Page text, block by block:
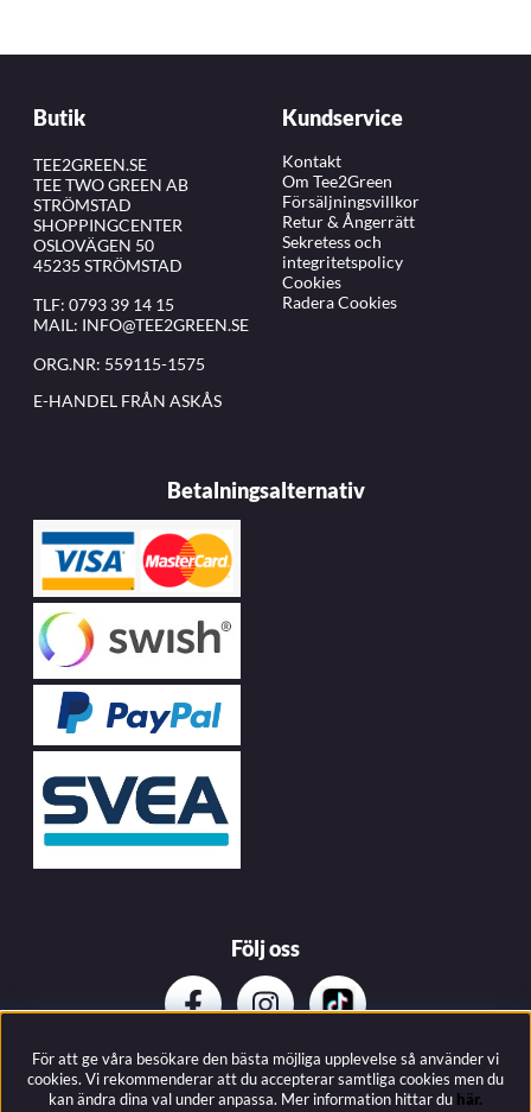
Butik
TEE2GREEN.SE
TEE TWO GREEN AB
STRÖMSTAD
SHOPPINGCENTER
OSLOVÄGEN 50
45235 STRÖMSTAD
TLF: 0793 39 14 15
MAIL: INFO@TEE2GREEN.SE
ORG.NR: 559115-1575
E-HANDEL FRÅN ASKÅS
Kundservice
Kontakt
Om Tee2Green
Försäljningsvillkor
Retur & Ångerrätt
Sekretess och
integritetspolicy
Cookies
Radera Cookies
Betalningsalternativ
Följ oss
Prenumerera på vårat nyhetsbrev
För att ge våra besökare den bästa möjliga upplevelse så använder vi
cookies. Vi rekommenderar att du accepterar samtliga cookies men du
kan ändra dina val under anpassa. Mer information hittar du här.